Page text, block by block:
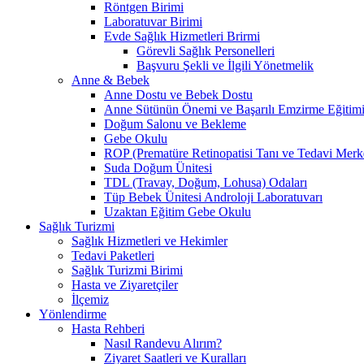
Röntgen Birimi
Laboratuvar Birimi
Evde Sağlık Hizmetleri Brirmi
Görevli Sağlık Personelleri
Başvuru Şekli ve İlgili Yönetmelik
Anne & Bebek
Anne Dostu ve Bebek Dostu
Anne Sütünün Önemi ve Başarılı Emzirme Eğitimi
Doğum Salonu ve Bekleme
Gebe Okulu
ROP (Prematüre Retinopatisi Tanı ve Tedavi
Suda Doğum Ünitesi
TDL (Travay, Doğum, Lohusa) Odaları
Tüp Bebek Ünitesi Androloji Laboratuvarı
Uzaktan Eğitim Gebe Okulu
Sağlık Turizmi
Sağlık Hizmetleri ve Hekimler
Tedavi Paketleri
Sağlık Turizmi Birimi
Hasta ve Ziyaretçiler
İlçemiz
Yönlendirme
Hasta Rehberi
Nasıl Randevu Alırım?
Ziyaret Saatleri ve Kuralları